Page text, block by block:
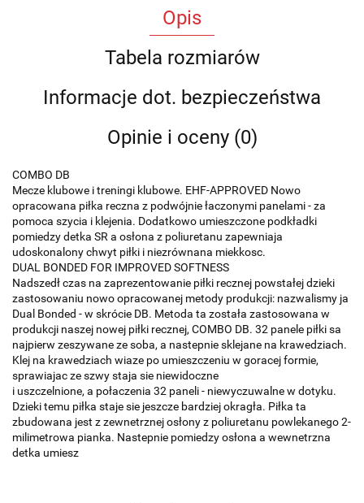
Opis
Tabela rozmiarów
Informacje dot. bezpieczeństwa
Opinie i oceny (0)
COMBO DB
Mecze klubowe i treningi klubowe. EHF-APPROVED Nowo
opracowana piłka reczna z podwójnie łaczonymi panelami - za
pomoca szycia i klejenia. Dodatkowo umieszczone podkładki
pomiedzy detka SR a osłona z poliuretanu zapewniaja
udoskonalony chwyt piłki i niezrównana miekkosc.
DUAL BONDED FOR IMPROVED SOFTNESS
Nadszedł czas na zaprezentowanie piłki recznej powstałej dzieki
zastosowaniu nowo opracowanej metody produkcji: nazwalismy ja
Dual Bonded - w skrócie DB. Metoda ta została zastosowana w
produkcji naszej nowej piłki recznej, COMBO DB. 32 panele piłki sa
najpierw zeszywane ze soba, a nastepnie sklejane na krawedziach.
Klej na krawedziach wiaze po umieszczeniu w goracej formie,
sprawiajac ze szwy staja sie niewidoczne
i uszczelnione, a połaczenia 32 paneli - niewyczuwalne w dotyku.
Dzieki temu piłka staje sie jeszcze bardziej okragła. Piłka ta
zbudowana jest z zewnetrznej osłony z poliuretanu powlekanego 2-
milimetrowa pianka. Nastepnie pomiedzy osłona a wewnetrzna
detka umiesz